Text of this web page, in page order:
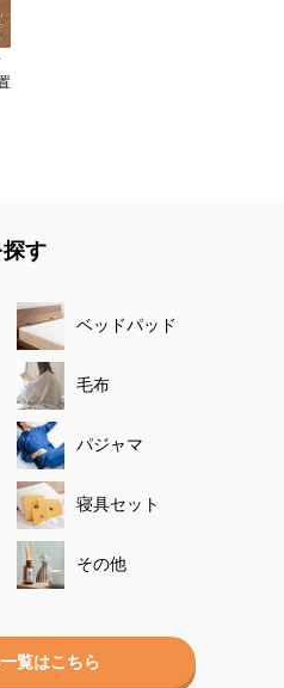
す
ベッドパッド
毛布
パジャマ
寝具セット
その他
はこちら